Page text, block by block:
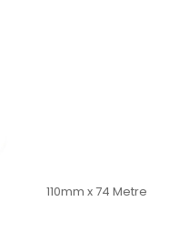
110mm x 74 Metre